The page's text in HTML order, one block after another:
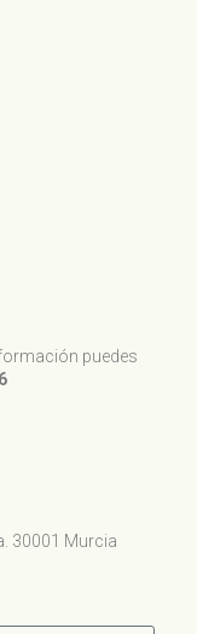
puedes
30001 Murcia